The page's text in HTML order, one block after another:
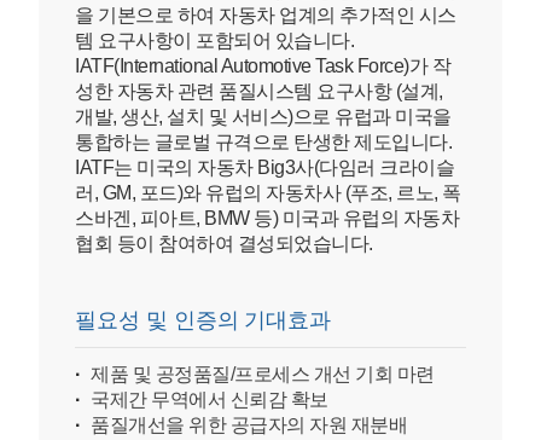
을 기본으로 하여 자동차 업계의 추가적인 시스
템 요구사항이 포함되어 있습니다.
IATF(International Automotive Task Force)가 작
성한 자동차 관련 품질시스템 요구사항 (설계,
개발, 생산, 설치 및 서비스)으로 유럽과 미국을
통합하는 글로벌 규격으로 탄생한 제도입니다.
IATF는 미국의 자동차 Big3사(다임러 크라이슬
러, GM, 포드)와 유럽의 자동차사 (푸조, 르노, 폭
스바겐, 피아트, BMW 등) 미국과 유럽의 자동차
협회 등이 참여하여 결성되었습니다.
필요성 및 인증의 기대효과
제품 및 공정품질/프로세스 개선 기회 마련
국제간 무역에서 신뢰감 확보
품질개선을 위한 공급자의 자원 재분배